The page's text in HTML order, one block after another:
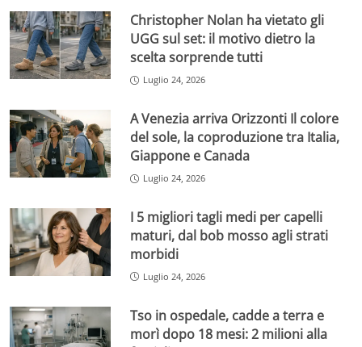
Christopher Nolan ha vietato gli
UGG sul set: il motivo dietro la
scelta sorprende tutti
Luglio 24, 2026
A Venezia arriva Orizzonti Il colore
del sole, la coproduzione tra Italia,
Giappone e Canada
Luglio 24, 2026
I 5 migliori tagli medi per capelli
maturi, dal bob mosso agli strati
morbidi
Luglio 24, 2026
Tso in ospedale, cadde a terra e
morì dopo 18 mesi: 2 milioni alla